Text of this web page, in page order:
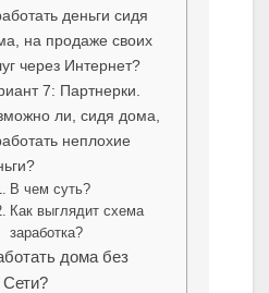
деньги сидя
на продаже своих
через Интернет?
7: Партнерки.
ли, сидя дома,
неплохие
В чем суть?
Как выглядит схема
заработка?
дома без